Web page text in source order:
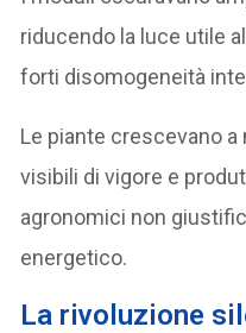
riducendo la luce utile
forti disomogeneità
Le piante crescevano
visibili di vigore e
agronomici non
energetico.
La rivoluzione